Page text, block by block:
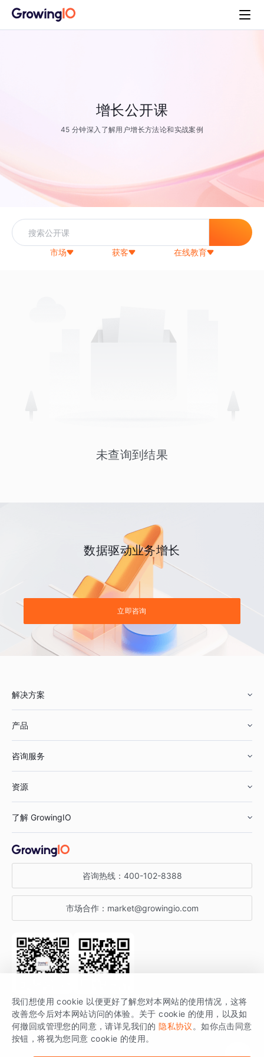
增长公开课
45 分钟深入了解用户增长方法论和实战案例
市场 获客 在线教育
未查询到结果
数据驱动业务增长
立即咨询
解决方案
鞋服行业
汽车行业
金融行业
产品
智能运营
获客分析
咨询服务
资源
增长公开课
增长博客
开发者文档
SDK 文档
场景指南
了解 GrowingIO
关于 GrowingIO
增长大会
行业活动
咨询热线： 400-102-8388
市场合作： market@growingio.com
关注公众号 获取更多干货
GrowingIO 是专注于数据智能分析与增长的品牌，核心平台为 GrowingIO
分析云。
我们想使用 cookie 以便更好了解您对本网站的使用情况，这将
改善您今后对本网站访问的体验。关于 cookie 的使用，以及如
何撤回或管理您的同意，请详见我们的 隐私协议 。如你点击同意
按钮，将视为您同意 cookie 的使用。